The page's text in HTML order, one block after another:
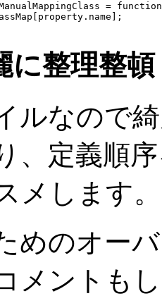
=
[property.name];
に整理整頓
ルなので
、定義順
メします。
めのオー
メントも